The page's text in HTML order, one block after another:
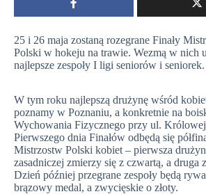
25 i 26 maja zostaną rozegrane Finały
Polski w hokeju na trawie. Wezmą w nich
najlepsze zespoły I ligi seniorów i seniorek.
W tym roku najlepszą drużynę wśród
poznamy w Poznaniu, a konkretnie na
Wychowania Fizycznego przy ul.
Pierwszego dnia Finałów odbędą się
Mistrzostw Polski kobiet – pierwsza
zasadniczej zmierzy się z czwartą, a druga
Dzień później przegrane zespoły będą
brązowy medal, a zwycięskie o złoty.